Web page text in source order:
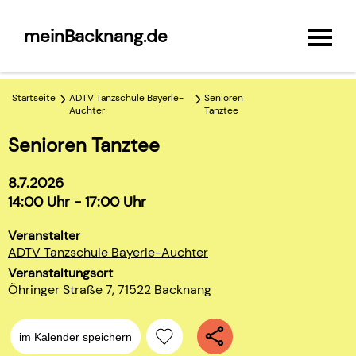
meinBacknang.de
Startseite
ADTV Tanzschule Bayerle-
Auchter
Senioren
Tanztee
Senioren Tanztee
8.7.2026
14:00 Uhr - 17:00 Uhr
Veranstalter
ADTV Tanzschule Bayerle-Auchter
Veranstaltungsort
Öhringer Straße 7, 71522 Backnang
im Kalender speichern